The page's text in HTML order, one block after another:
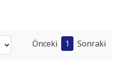
Önceki 1 Sonraki